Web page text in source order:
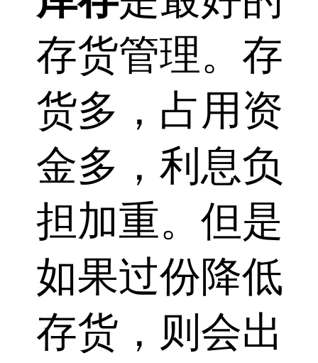
存货管理。存
货多，占用资
金多，利息负
担加重。但是
如果过份降低
存货，则会出